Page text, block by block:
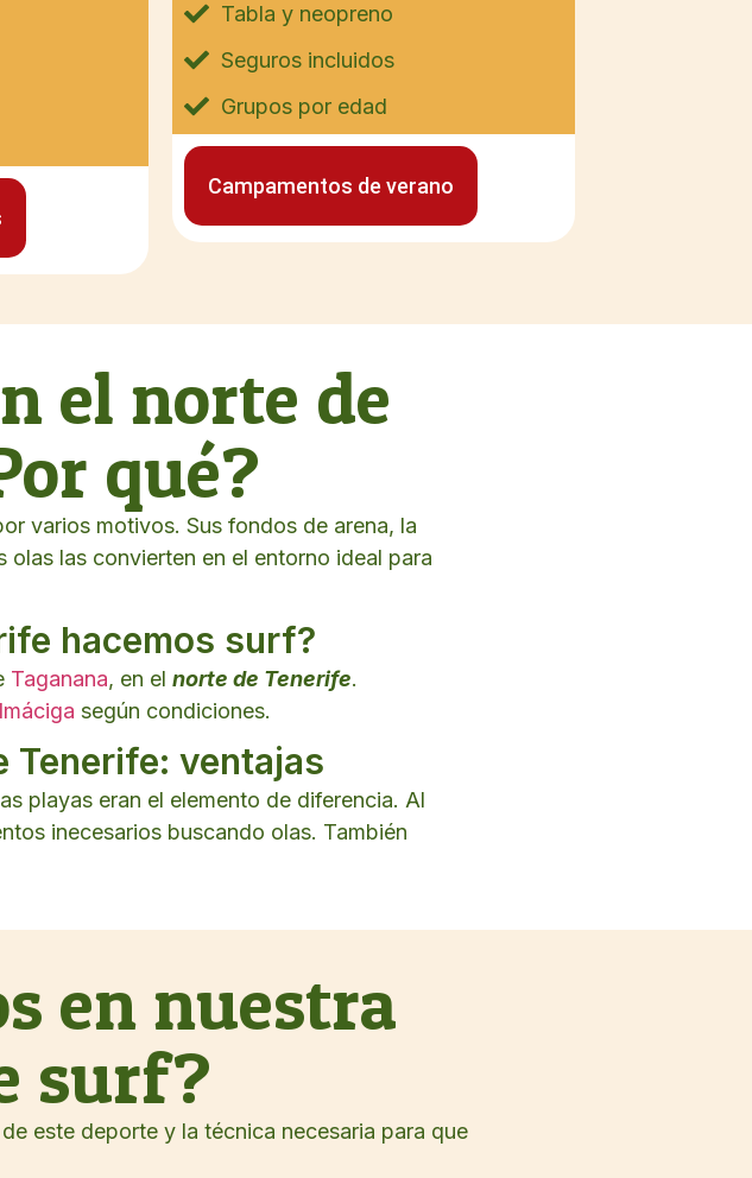
Tabla y neopreno
Seguros incluidos
Grupos por edad
Campamentos de verano
el norte de
qué?
varios motivos. Sus fondos de arena, la
las convierten en el entorno ideal para
hacemos surf?
Taganana, en el norte de Tenerife.
según condiciones.
Tenerife: ventajas
playas eran el elemento de diferencia. Al
inecesarios buscando olas. También
en nuestra
surf?
este deporte y la técnica necesaria para que